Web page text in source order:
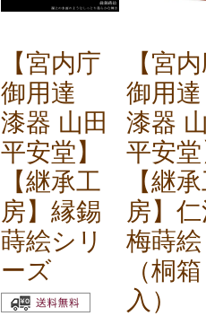
【宮内庁
御用達
漆器 山田
平安堂】
【継承工
房】縁錫
蒔絵シリ
ーズ
【宮
御用
漆器
平安
【継
房】
梅蒔絵
（桐箱
入）